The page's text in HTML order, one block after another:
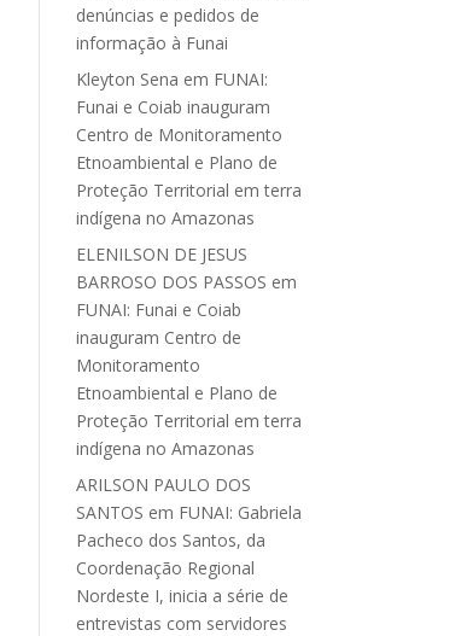
denúncias e pedidos de
informação à Funai
Kleyton Sena em FUNAI:
Funai e Coiab inauguram
Centro de Monitoramento
Etnoambiental e Plano de
Proteção Territorial em terra
indígena no Amazonas
ELENILSON DE JESUS
BARROSO DOS PASSOS em
FUNAI: Funai e Coiab
inauguram Centro de
Monitoramento
Etnoambiental e Plano de
Proteção Territorial em terra
indígena no Amazonas
ARILSON PAULO DOS
SANTOS em FUNAI: Gabriela
Pacheco dos Santos, da
Coordenação Regional
Nordeste I, inicia a série de
entrevistas com servidores